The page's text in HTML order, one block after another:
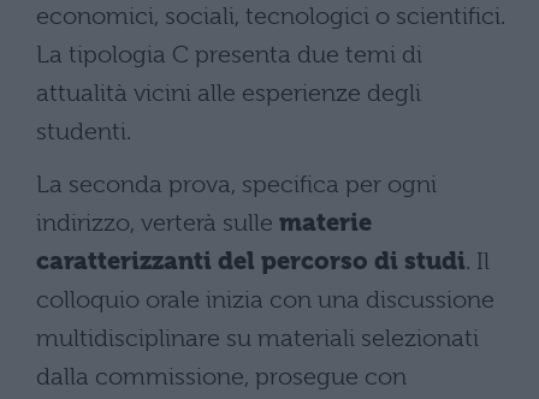
economici, sociali, tecnologici o scientifici.
La tipologia C presenta due temi di
attualità vicini alle esperienze degli
studenti.
La seconda prova, specifica per ogni
indirizzo, verterà sulle materie
caratterizzanti del percorso di studi. Il
colloquio orale inizia con una discussione
multidisciplinare su materiali selezionati
dalla commissione, prosegue con